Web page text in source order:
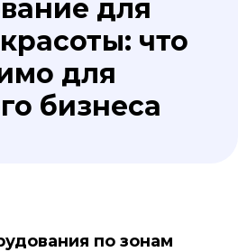
для
что
для
бизнеса
по зонам